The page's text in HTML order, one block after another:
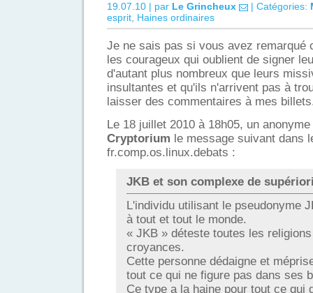
19.07.10 | par Le Grincheux | Catégories:
esprit Haines ordinaires
Je ne sais pas si vous avez remarqué
les courageux qui oublient de signer
d'autant plus nombreux que leurs
insultantes et qu'ils n'arrivent pas à
laisser des commentaires à mes
Le 18 juillet 2010 à 18h05, un
Cryptorium le message suivant dans
fr.comp.os.linux.debats :
JKB et son complexe de
L'individu utilisant le pseudonyme
à tout et tout le monde.
« JKB » déteste toutes les
croyances.
Cette personne dédaigne et
tout ce qui ne figure pas dans ses
Ce type a la haine pour tout ce qui